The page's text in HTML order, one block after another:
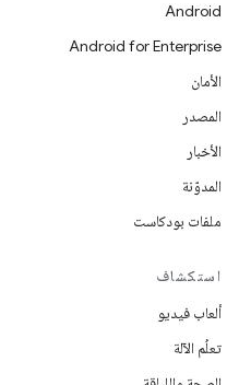
Android
Android for Enterprise
الأمان
المصدر
الأخبار
المدوّنة
ملفات بودكاست
استكشاف
ألعاب فيديو
تعلُم الآلة